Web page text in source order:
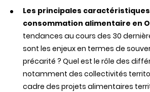
Les principales
consommation alimentaire en
tendances au cours des 30
sont les enjeux en termes de
précarité ? Quel est le rôle des
notamment des collectivités
cadre des projets alimentaires